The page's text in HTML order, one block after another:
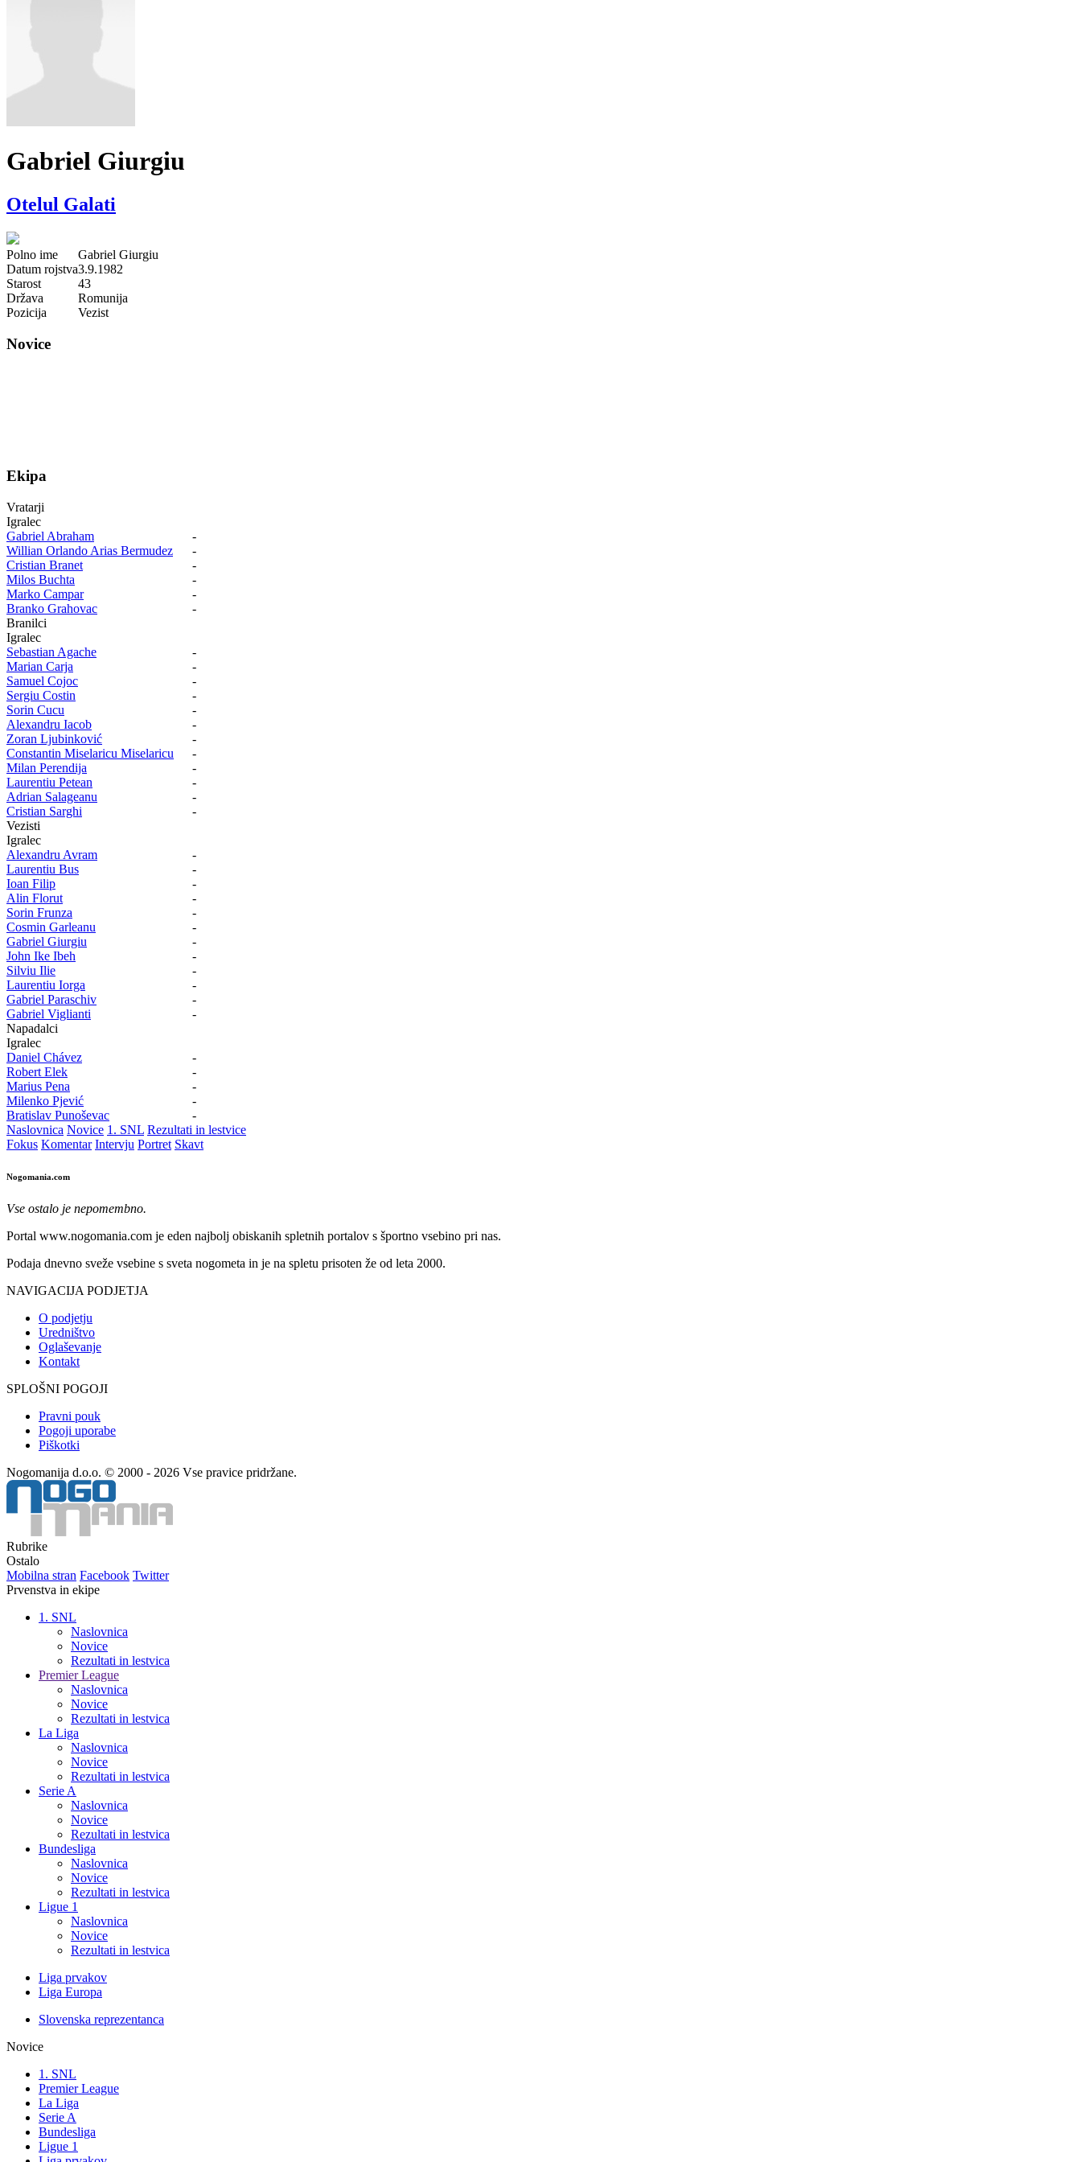
Gabriel Giurgiu
Otelul Galati
Polno ime
Gabriel Giurgiu
Datum rojstva3.9.1982
Starost
43
Država
Romunija
Pozicija
Vezist
Novice
Ekipa
Vratarji
Igralec
Gabriel Abraham
-
Willian Orlando Arias Bermudez
-
Cristian Branet
-
Milos Buchta
-
Marko Campar
-
Branko Grahovac
-
Branilci
Igralec
Sebastian Agache
-
Marian Carja
-
Samuel Cojoc
-
Sergiu Costin
-
Sorin Cucu
-
Alexandru Iacob
-
Zoran Ljubinković
-
Constantin Miselaricu Miselaricu
-
Milan Perendija
-
Laurentiu Petean
-
Adrian Salageanu
-
Cristian Sarghi
-
Vezisti
Igralec
Alexandru Avram
-
Laurentiu Bus
-
Ioan Filip
-
Alin Florut
-
Sorin Frunza
-
Cosmin Garleanu
-
Gabriel Giurgiu
-
John Ike Ibeh
-
Silviu Ilie
-
Laurentiu Iorga
-
Gabriel Paraschiv
-
Gabriel Viglianti
-
Napadalci
Igralec
Daniel Chávez
-
Robert Elek
-
Marius Pena
-
Milenko Pjević
-
Bratislav Punoševac
-
Naslovnica Novice 1. SNL Rezultati in lestvice
Fokus Komentar Intervju Portret Skavt
Nogomania.com
Vse ostalo je nepomembno.
Portal www.nogomania.com je eden najbolj obiskanih spletnih portalov s športno vsebino pri nas.
Podaja dnevno sveže vsebine s sveta nogometa in je na spletu prisoten že od leta 2000.
NAVIGACIJA PODJETJA
O podjetju
Uredništvo
Oglaševanje
Kontakt
SPLOŠNI POGOJI
Pravni pouk
Pogoji uporabe
Piškotki
Nogomanija d.o.o. © 2000 - 2026 Vse pravice pridržane.
Rubrike
Ostalo
Mobilna stran Facebook Twitter
Prvenstva in ekipe
1. SNL
Naslovnica
Novice
Rezultati in lestvica
Premier League
Naslovnica
Novice
Rezultati in lestvica
La Liga
Naslovnica
Novice
Rezultati in lestvica
Serie A
Naslovnica
Novice
Rezultati in lestvica
Bundesliga
Naslovnica
Novice
Rezultati in lestvica
Ligue 1
Naslovnica
Novice
Rezultati in lestvica
Liga prvakov
Liga Europa
Slovenska reprezentanca
Novice
1. SNL
Premier League
La Liga
Serie A
Bundesliga
Ligue 1